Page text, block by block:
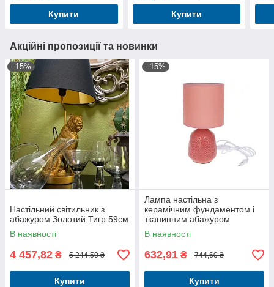
Купити Купити
Акційні пропозиції та новинки
–15%
Настільний світильник з
абажуром Золотий Тигр 59см
В наявності
4 457,82 ₴ 5 244,50 ₴
Купити
–15%
Лампа настільна з
керамічним фундаментом і
тканинним абажуром
В наявності
632,91 ₴ 744,60 ₴
Купити